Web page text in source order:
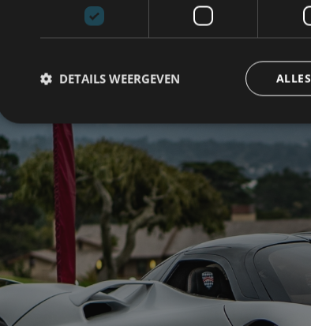
DETAILS WEERGEVEN
Strikt noodzakelijk
Strikt noodzakelijke cookies maken de kernfunctionaliteiten
accountbeheer. De website kan niet goed worden gebruikt
Naam
Aanbieder/
Domein
cf_clearance
Cloudflare,
Inc.
.autorai.nl
1 jaar
te